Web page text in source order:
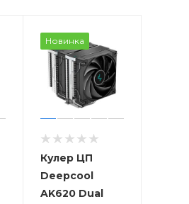
Новинка
Кулер ЦП
Deepcool
AK620 Dual